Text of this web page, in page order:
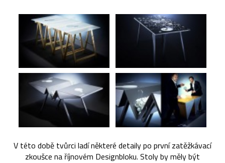
V této době tvůrci ladí některé detaily po první zatěžkávací
zkoušce na říjnovém Designbloku. Stoly by měly být